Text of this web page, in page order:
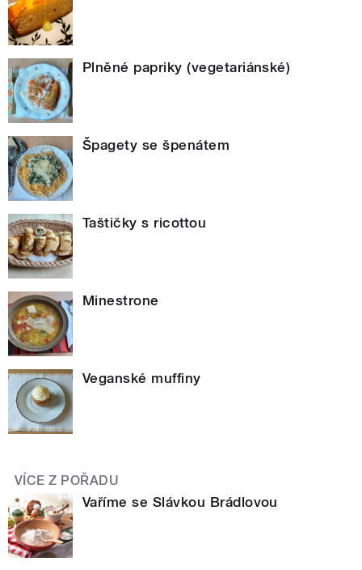
Plněné papriky (vegetariánské)
Špagety se špenátem
Taštičky s ricottou
Minestrone
Veganské muffiny
VÍCE Z POŘADU
Vaříme se Slávkou Brádlovou